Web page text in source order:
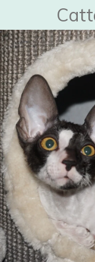
naar
de
hoofdinhoud